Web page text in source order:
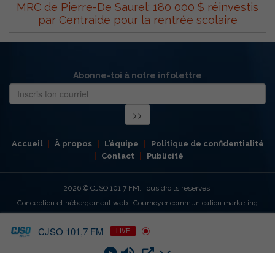
MRC de Pierre-De Saurel: 180 000 $ réinvestis
par Centraide pour la rentrée scolaire
Abonne-toi à notre infolettre
Accueil À propos L’équipe
Politique de confidentialité
Contact
Publicité
2026 © CJSO 101,7 FM. Tous droits réservés.
Conception et hébergement web : Cournoyer communication marketing
CJSO 101,7 FM LIVE